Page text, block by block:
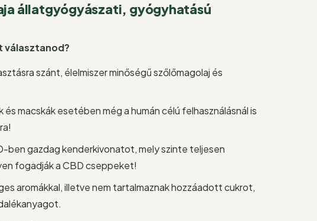
állatgyógyászati, gyógyhatású
választanod?
szánt, élelmiszer minőségű szőlőmagolaj és
macskák esetében még a humán célú felhasználásnál is
ben gazdag kenderkivonatot, mely szinte teljesen
fogadják a CBD cseppeket!
aromákkal, illetve nem tartalmaznak hozzáadott cukrot,